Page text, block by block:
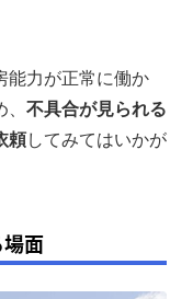
能力が正常に働か
不具合が見られる
頼してみてはいかが
面